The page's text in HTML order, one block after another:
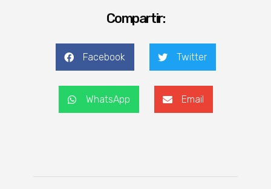
Compartir:
Facebook Twitter
WhatsApp Email